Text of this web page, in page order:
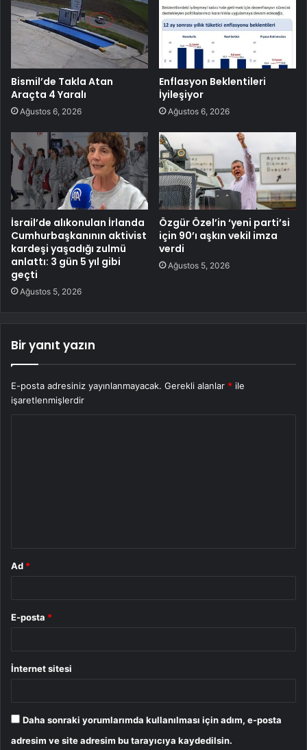
Bismil’de Takla Atan
Araçta 4 Yaralı
Ağustos 6, 2026
Enflasyon Beklentileri
İyileşiyor
Ağustos 6, 2026
İsrail’de alıkonulan İrlanda
Cumhurbaşkanının aktivist
kardeşi yaşadığı zulmü
anlattı: 3 gün 5 yıl gibi
geçti
Ağustos 5, 2026
Özgür Özel’in ‘yeni parti’si
için 90’ı aşkın vekil imza
verdi
Ağustos 5, 2026
Bir yanıt yazın
E-posta adresiniz yayınlanmayacak. Gerekli alanlar * ile
işaretlenmişlerdir
Ad *
E-posta *
İnternet sitesi
Daha sonraki yorumlarımda kullanılması için adım, e-posta
adresim ve site adresim bu tarayıcıya kaydedilsin.